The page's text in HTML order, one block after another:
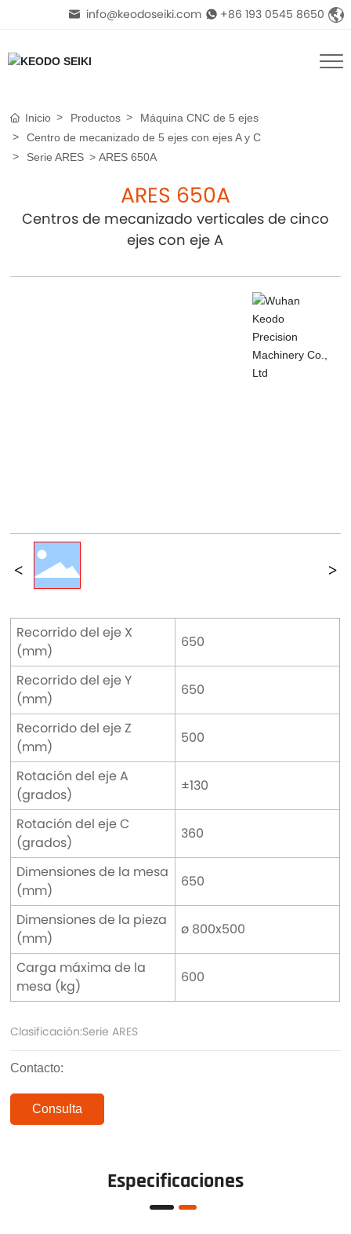
info@keodoseiki.com +86 193 0545 8650
Inicio Productos
Máquina CNC de 5 ejes
Centro de mecanizado de 5 ejes con ejes A y C
Serie ARES
ARES 650A
ARES 650A
Centros de mecanizado verticales de cinco
ejes con eje A
Recorrido del eje X
(mm)
650
Recorrido del eje Y
(mm)
650
Recorrido del eje Z
(mm)
500
Rotación del eje A
(grados)
±130
Rotación del eje C
(grados)
360
Dimensiones de la mesa
(mm)
650
Dimensiones de la pieza
(mm)
ø 800x500
Carga máxima de la
mesa (kg)
600
Clasificación:Serie ARES
Contacto:
Consulta
Especificaciones